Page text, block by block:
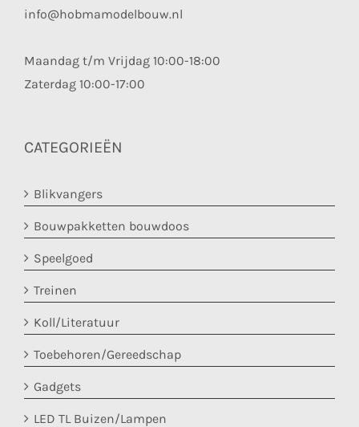
info@hobmamodelbouw.nl
Maandag t/m Vrijdag 10:00-18:00
Zaterdag 10:00-17:00
CATEGORIEËN
Blikvangers
Bouwpakketten bouwdoos
Speelgoed
Treinen
Koll/Literatuur
Toebehoren/Gereedschap
Gadgets
LED TL Buizen/Lampen